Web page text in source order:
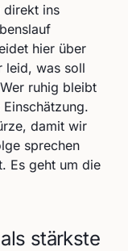
direkt ins
hier über
leid, was soll
ruhig bleibt
damit wir
sprechen
Es geht um die
stärkste